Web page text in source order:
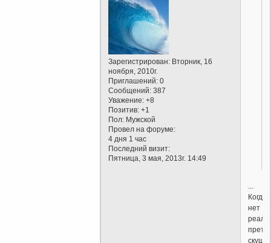
Зарегистрирован: Вторник, 16
ноября, 2010г.
Приглашений: 0
Сообщений: 387
Уважение: +8
Позитив: +1
Пол: Мужской
Провел на форуме:
4 дня 1 час
Последний визит:
Пятница, 3 мая, 2013г. 14:49
...
Когда
нет